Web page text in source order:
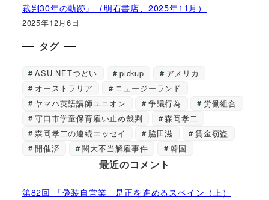
裁判30年の軌跡』（明石書店、2025年11月）
2025年12月6日
タグ
ASU-NETつどい pickup
アメリカ
オーストラリア
ニュージーランド
ヤマハ英語講師ユニオン
争議行為
労働組合
守口市学童保育雇い止め裁判
森岡孝二
森岡孝二の連続エッセイ
脇田滋
賃金窃盗
開催済
関大不当解雇事件 韓国
最近のコメント
第82回 「偽装自営業」是正を進めるスペイン（上）